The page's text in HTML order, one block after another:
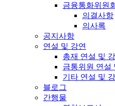
금융통화위원
의결사항
의사록
공지사항
연설 및 강연
총재 연설 및
금통위원 연설
기타 연설 및
블로그
간행물